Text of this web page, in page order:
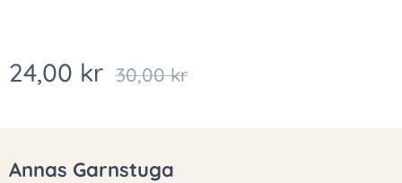
24,00 kr 30,00kr
Annas Garnstuga